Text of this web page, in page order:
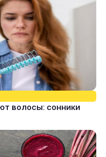
волосы: сонники